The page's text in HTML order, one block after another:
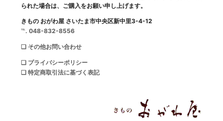
られた場合は、ご購入をお願い申し上げます。
きもの おがわ屋 さいたま市中央区新中里3-4-12
℡. 048-832-8556
❑ その他お問い合わせ
❑ プライバシーポリシー
❑ 特定商取引法に基づく表記